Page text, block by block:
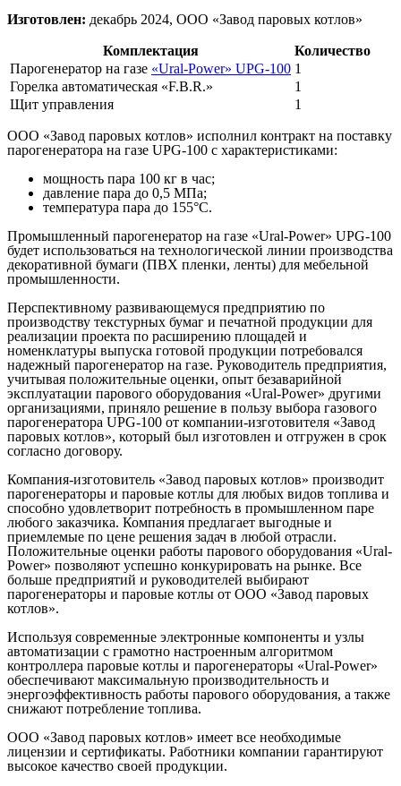
Изготовлен: декабрь 2024, ООО «Завод паровых котлов»
Комплектация
Количество
Парогенератор на газе «Ural-Power» UPG-100 1
Горелка автоматическая «F.B.R.»
1
Щит управления
1
ООО «Завод паровых котлов» исполнил контракт на поставку
парогенератора на газе UPG-100 с характеристиками:
мощность пара 100 кг в час;
давление пара до 0,5 МПа;
температура пара до 155°С.
Промышленный парогенератор на газе «Ural-Power» UPG-100
будет использоваться на технологической линии производства
декоративной бумаги (ПВХ пленки, ленты) для мебельной
промышленности.
Перспективному развивающемуся предприятию по
производству текстурных бумаг и печатной продукции для
реализации проекта по расширению площадей и
номенклатуры выпуска готовой продукции потребовался
надежный парогенератор на газе. Руководитель предприятия,
учитывая положительные оценки, опыт безаварийной
эксплуатации парового оборудования «Ural-Power» другими
организациями, приняло решение в пользу выбора газового
парогенератора UPG-100 от компании-изготовителя «Завод
паровых котлов», который был изготовлен и отгружен в срок
согласно договору.
Компания-изготовитель «Завод паровых котлов» производит
парогенераторы и паровые котлы для любых видов топлива и
способно удовлетворит потребность в промышленном паре
любого заказчика. Компания предлагает выгодные и
приемлемые по цене решения задач в любой отрасли.
Положительные оценки работы парового оборудования «Ural-
Power» позволяют успешно конкурировать на рынке. Все
больше предприятий и руководителей выбирают
парогенераторы и паровые котлы от ООО «Завод паровых
котлов».
Используя современные электронные компоненты и узлы
автоматизации с грамотно настроенным алгоритмом
контроллера паровые котлы и парогенераторы «Ural-Power»
обеспечивают максимальную производительность и
энергоэффективность работы парового оборудования, а также
снижают потребление топлива.
ООО «Завод паровых котлов» имеет все необходимые
лицензии и сертификаты. Работники компании гарантируют
высокое качество своей продукции.